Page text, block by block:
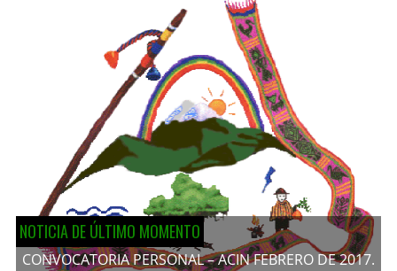
NOTICIA DE ÚLTIMO MOMENTO
CONVOCATORIA PERSONAL – ACIN FEBRERO DE 2017.